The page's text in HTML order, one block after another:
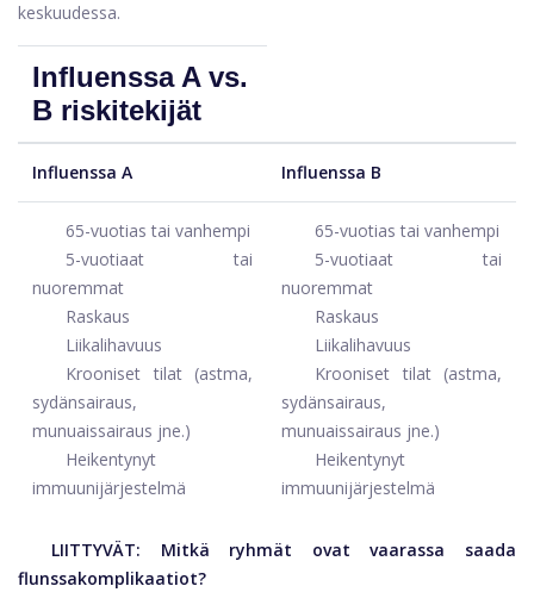
keskuudessa.
Influenssa A vs.
B riskitekijät
Influenssa A Influenssa B
65-vuotias tai vanhempi
5-vuotiaat tai
nuoremmat
Raskaus
Liikalihavuus
Krooniset tilat (astma,
sydänsairaus,
munuaissairaus jne.)
Heikentynyt
immuunijärjestelmä
65-vuotias tai vanhempi
5-vuotiaat tai
nuoremmat
Raskaus
Liikalihavuus
Krooniset tilat (astma,
sydänsairaus,
munuaissairaus jne.)
Heikentynyt
immuunijärjestelmä
LIITTYVÄT:
Mitkä ryhmät ovat vaarassa saada
flunssakomplikaatiot?